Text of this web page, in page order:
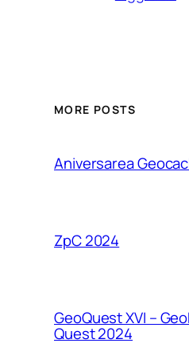
MORE POSTS
Aniversarea
ZpC 2024
GeoQuest XVI –
Quest 2024